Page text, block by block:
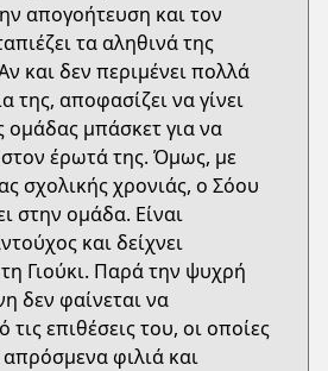
απογοήτευση και τον
τα αληθινά της
και δεν περιμένει πολλά
της, αποφασίζει να γίνει
ομάδας μπάσκετ για να
στον έρωτά της. Όμως, με
σχολικής χρονιάς, ο Σόου
στην ομάδα. Είναι
και δείχνει
Γιούκι. Παρά την ψυχρή
δεν φαίνεται να
επιθέσεις του, οι οποίες
φιλιά και